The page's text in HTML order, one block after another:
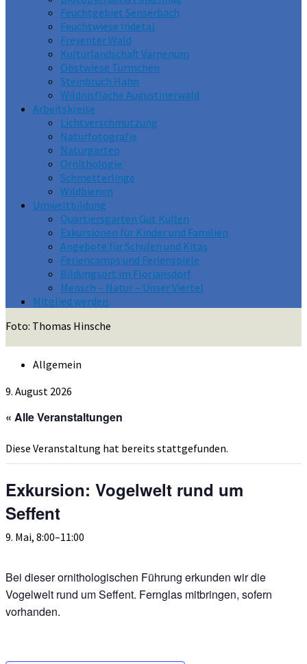
Feuchtgebiet Senserbach
Feuchtwiese Indetal
Freyenter Wald
Kulturlandschaft Varnenum
Obstwiese Türmchen
Steinbruch Hahn
Wildnisfläche Augustinerwald
Arbeitskreise
Lichtverschmutzung
Naturfotografie
Naturgarten
Ornithologie
Schmetterlinge
Wildbienen
Umweltbildung
Quartiersgarten Gut Kullen
Exkursionen für Kinder und Familien
Angebote für Schulen und Kitas
Feriencamps und Ferienspiele
Bildungsort im Floriansdorf
Mensch – Natur – Unser Viertel
Mitglied werden
Foto: Thomas Hinsche
Allgemein
9. August 2026
« Alle Veranstaltungen
Diese Veranstaltung hat bereits stattgefunden.
Exkursion: Vogelwelt rund um
Seffent
9. Mai, 8:00–11:00
Bei dieser ornithologischen Führung erkunden wir die
Vogelwelt rund um Seffent. Fernglas mitbringen, sofern
vorhanden.